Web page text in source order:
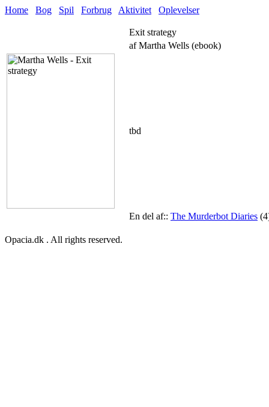
Home Bog Spil Forbrug Aktivitet Oplevelser
Exit strategy
af Martha Wells (ebook)
tbd
En del af:: The Murderbot Diaries
Opacia.dk . All rights reserved.